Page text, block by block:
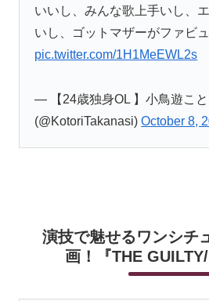
いいし、みんな歌上手いし、
いし、ゴットマザーがファビ
pic.twitter.com/1H1MeEWL2s
— 【24歳独身OL 】小鳥遊こと
(@KotoriTakanasi)October 8,
演技で魅せるワンシチ
画！『THE GUILTY/